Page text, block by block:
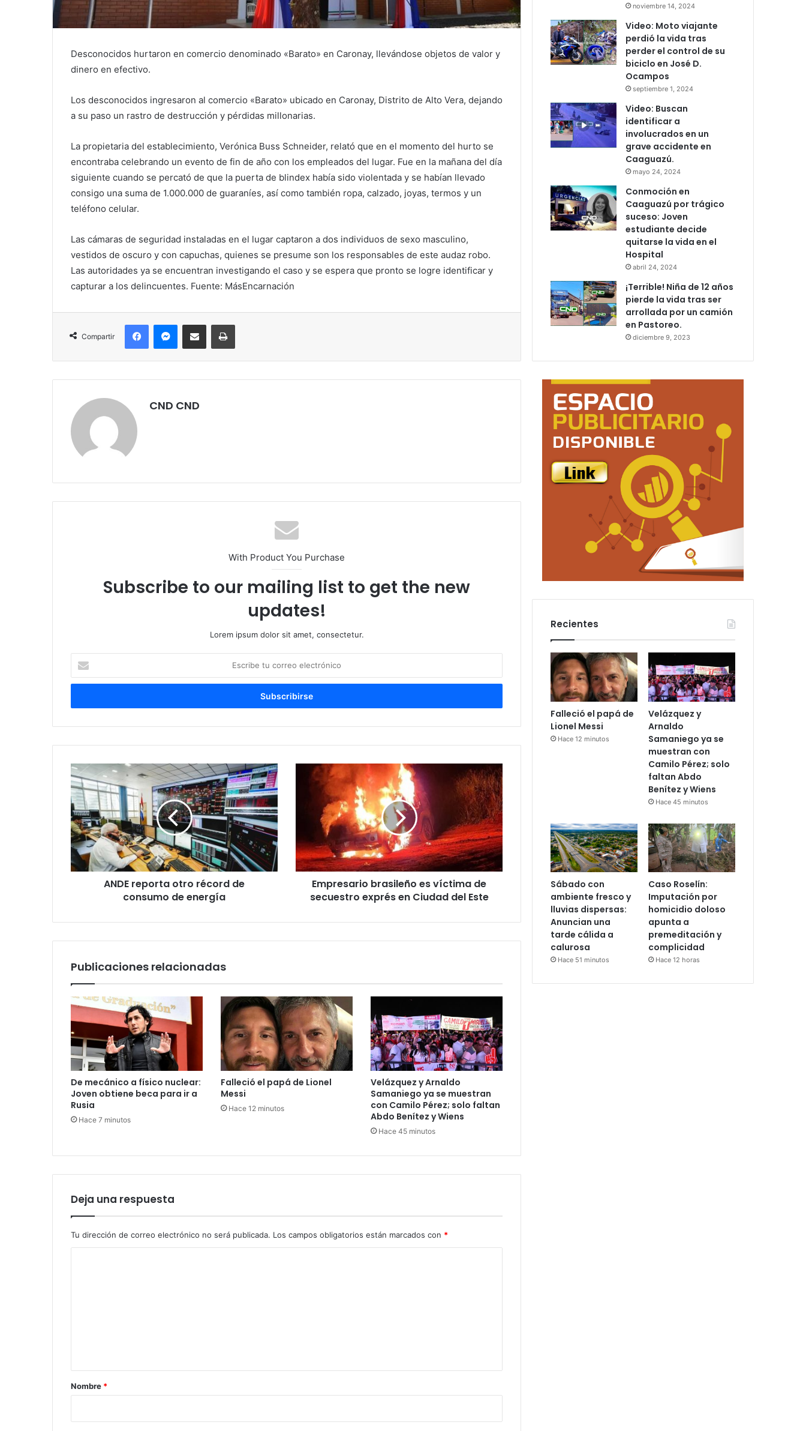
Desconocidos hurtaron en comercio denominado «Barato» en Caronay, llevándose objetos de valor y
dinero en efectivo.
Los desconocidos ingresaron al comercio «Barato» ubicado en Caronay, Distrito de Alto Vera, dejando
a su paso un rastro de destrucción y pérdidas millonarias.
La propietaria del establecimiento, Verónica Buss Schneider, relató que en el momento del hurto se
encontraba celebrando un evento de fin de año con los empleados del lugar. Fue en la mañana del día
siguiente cuando se percató de que la puerta de blindex había sido violentada y se habían llevado
consigo una suma de 1.000.000 de guaraníes, así como también ropa, calzado, joyas, termos y un
teléfono celular.
Las cámaras de seguridad instaladas en el lugar captaron a dos individuos de sexo masculino,
vestidos de oscuro y con capuchas, quienes se presume son los responsables de este audaz robo.
Las autoridades ya se encuentran investigando el caso y se espera que pronto se logre identificar y
capturar a los delincuentes. Fuente: MásEncarnación
Compartir
FacebookMessengerCompartir por correo electrónicoImprimir
CND CND
With Product You Purchase
Subscribe to our mailing list to get the new
updates!
Lorem ipsum dolor sit amet, consectetur.
correo
ANDE reporta otro récord de
consumo de energía
Empresario brasileño es víctima de
secuestro exprés en Ciudad del Este
Publicaciones relacionadas
De mecánico a físico nuclear:
Joven obtiene beca para ir a
Rusia
Hace 7 minutos
Falleció el papá de Lionel
Messi
Hace 12 minutos
Velázquez y Arnaldo
Samaniego ya se muestran
con Camilo Pérez; solo faltan
Abdo Benítez y Wiens
Hace 45 minutos
Deja una respuesta
Tu dirección de correo electrónico no será publicada. Los campos obligatorios están marcados con *
r
Nombre *
noviembre 14, 2024
Video: Moto viajante
perdió la vida tras
perder el control de su
biciclo en José D.
Ocampos
septiembre 1, 2024
Video: Buscan
identificar a
involucrados en un
grave accidente en
Caaguazú.
mayo 24, 2024
Conmoción en
Caaguazú por trágico
suceso: Joven
estudiante decide
quitarse la vida en el
Hospital
abril 24, 2024
¡Terrible! Niña de 12 años
pierde la vida tras ser
arrollada por un camión
en Pastoreo.
diciembre 9, 2023
Recientes
Falleció el papá de
Lionel Messi
Hace 12 minutos
Velázquez y
Arnaldo
Samaniego ya se
muestran con
Camilo Pérez; solo
faltan Abdo
Benítez y Wiens
Hace 45 minutos
Sábado con
ambiente fresco y
lluvias dispersas:
Anuncian una
tarde cálida a
calurosa
Hace 51 minutos
Caso Roselín:
Imputación por
homicidio doloso
apunta a
premeditación y
complicidad
Hace 12 horas